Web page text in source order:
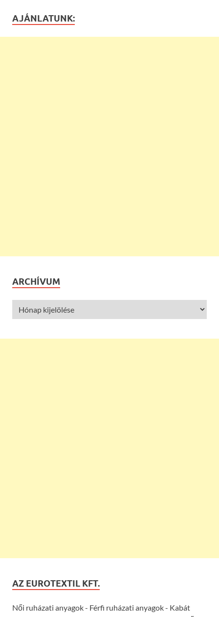
AJÁNLATUNK:
ARCHÍVUM
AZ EUROTEXTIL KFT.
Női ruházati anyagok - Férfi ruházati anyagok - Kabát